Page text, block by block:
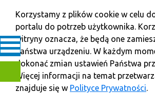
Korzystamy z plików cookie w celu
portalu do potrzeb użytkownika.
witryny oznacza, że będą one
Państwa urządzeniu. W każdym
dokonać zmian ustawień Państwa
Więcej informacji na temat
znajduje się w Polityce Prywatności.